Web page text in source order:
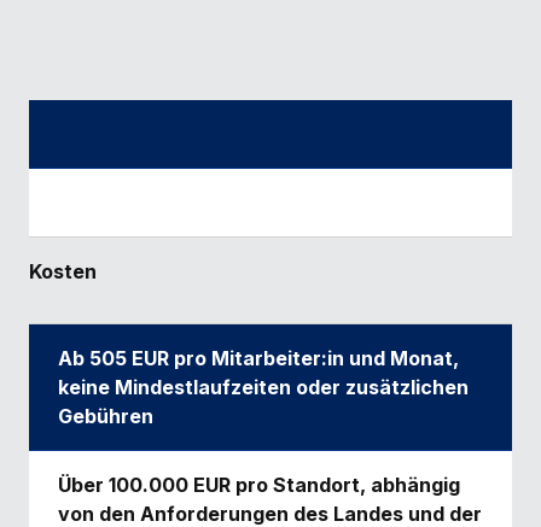
Kosten
Ab 505 EUR pro Mitarbeiter:in und Monat,
keine Mindestlaufzeiten oder zusätzlichen
Gebühren
Über 100.000 EUR pro Standort, abhängig
von den Anforderungen des Landes und der